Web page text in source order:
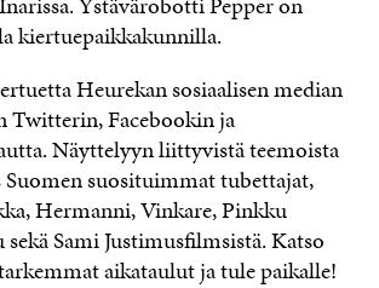
kiertuepaikkakunnilla.
Heurekan sosiaalisen median
Twitterin, Facebookin ja
Näyttelyyn liittyvistä teemoista
suosituimmat tubettajat,
Hermanni, Vinkare, Pinkku
Sami Justimusfilmsistä. Katso
aikataulut ja tule paikalle!